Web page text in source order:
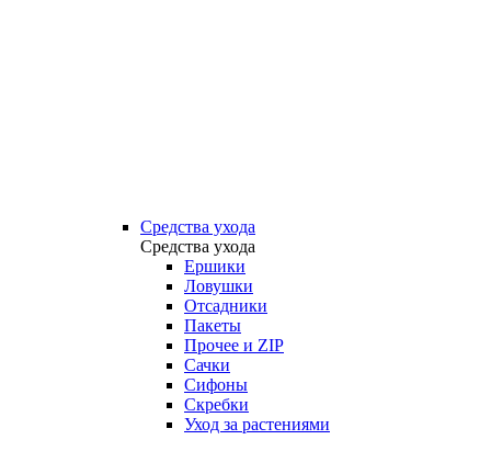
Средства ухода
Средства ухода
Ершики
Ловушки
Отсадники
Пакеты
Прочее и ZIP
Сачки
Сифоны
Скребки
Уход за растениями